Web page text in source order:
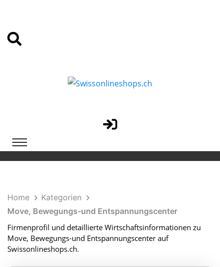
Home
Kategorien
Move, Bewegungs-und Entspannungscenter
Firmenprofil und detaillierte Wirtschaftsinformationen zu
Move, Bewegungs-und Entspannungscenter auf
Swissonlineshops.ch.